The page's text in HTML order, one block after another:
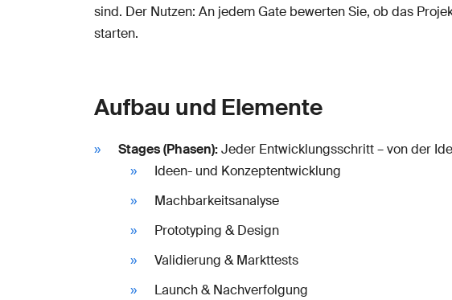
sind. Der Nutzen: An jedem Gate bewerten Sie, ob das
starten.
Aufbau und Elemente
Stages (Phasen):Jeder Entwicklungsschritt – von der
Ideen- und Konzeptentwicklung
Machbarkeitsanalyse
Prototyping & Design
Validierung & Markttests
Launch & Nachverfolgung